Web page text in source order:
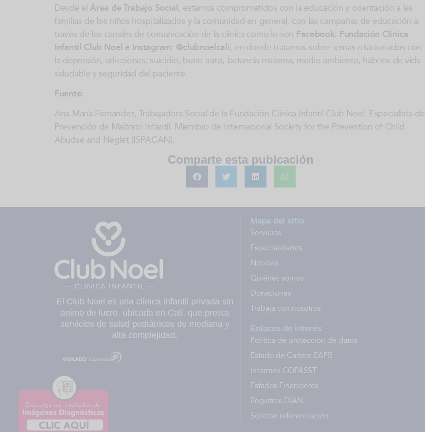
Desde elÁrea de Trabajo Social, estamos comprometidos con la educación y orientación a las
familias de los niños hospitalizados y la comunidad en general, con las campañas de educación a
través de los canales de comunicación de la clínica como lo son Facebook: Fundación Clínica
Infantil Club Noel e Instagram: @clubnoelcali, en donde tratamos sobre temas relacionados con
la depresión, adicciones, suicidio, buen trato, lactancia materna, medio ambiente, hábitos de vida
saludable y seguridad del paciente.
Fuente:
Ana María Fernandez, Trabajadora Social de la Fundación Clínica Infantil Club Noel. Especialista de
Prevención de Maltrato Infantil. Miembro de Internacional Society for the Prevention of Child
Abudse and Neglet (ISPACAN).
Comparte esta pubicación
El Club Noel es una clínica infantil privada sin
ánimo de lucro, ubicada en Cali, que presta
servicios de salud pediátricos de mediana y
alta complejidad.
Mapa del sitio
Servicios
Especialidades
Noticias
Quiénes somos
Donaciones
Trabaja con nosotros
Enlaces de interés
Política de protección de datos
Estado de Cartera EAPB
Informes COPASST
Estados Financieros
Registros DIAN
Solicitar referenciación